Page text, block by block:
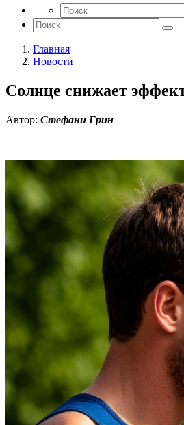
Главная
Новости
Солнце снижает
Автор: Стефани Грин